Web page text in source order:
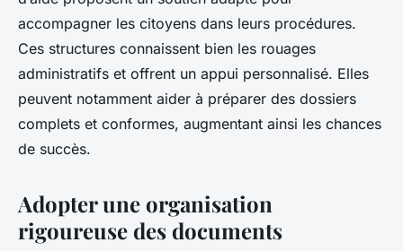
accompagner les citoyens dans leurs procédures.
Ces structures connaissent bien les rouages
administratifs et offrent un appui personnalisé. Elles
peuvent notamment aider à préparer des dossiers
complets et conformes, augmentant ainsi les chances
de succès.
Adopter une organisation
rigoureuse des documents